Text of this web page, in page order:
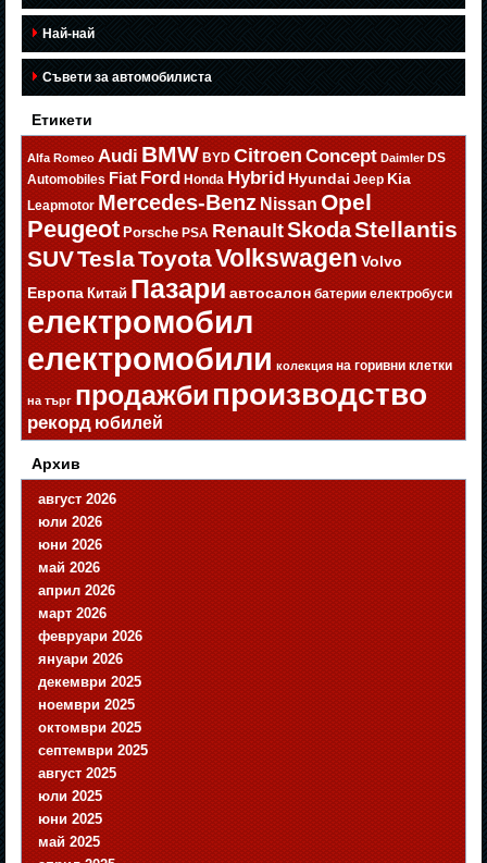
Най-най
Съвети за автомобилиста
Етикети
Alfa Romeo Audi BMW BYD Citroen Concept Daimler DS
Automobiles Fiat Ford Honda Hybrid Hyundai Jeep Kia
Leapmotor Mercedes-Benz Nissan Opel
Peugeot Porsche PSA RenaultSkodaStellantis
SUVTeslaToyotaVolkswagen Volvo
Европа Китай Пазари автосалон батерии електробуси
електромобил
електромобили колекция на горивни клетки
на търг продажбипроизводство
рекорд юбилей
Архив
август 2026
юли 2026
юни 2026
май 2026
април 2026
март 2026
февруари 2026
януари 2026
декември 2025
ноември 2025
октомври 2025
септември 2025
август 2025
юли 2025
юни 2025
май 2025